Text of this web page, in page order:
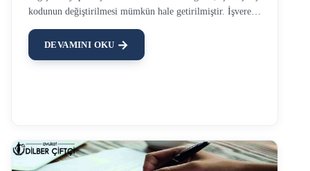
kodunun değiştirilmesi mümkün hale getirilmiştir. İşveren,
sözleşmesinin sona erdiğini SGK’ya bildirmek zorundadır.
İşveren, işçinin hangi kanun maddesine dayanarak
kodunun değiştirmeye yanaşmamaktadır. Bunun sebebi,
uygulanacak idari ceza olabileceği gibi, çoğu zamanda
DEVAMINI OKU